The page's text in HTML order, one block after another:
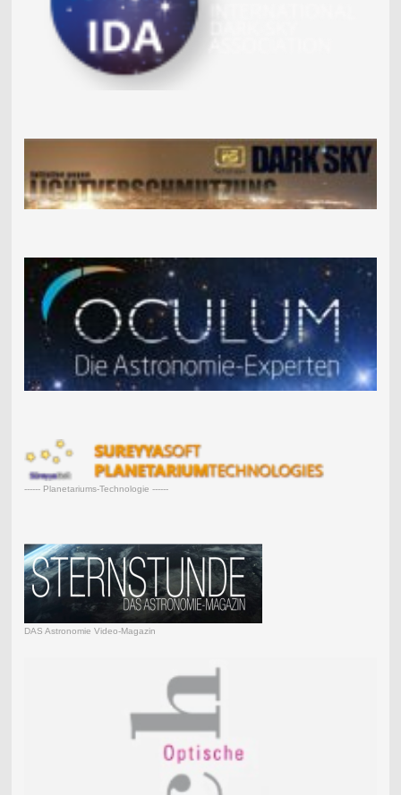
------ Planetariums-Technologie ------
DAS Astronomie Video-Magazin